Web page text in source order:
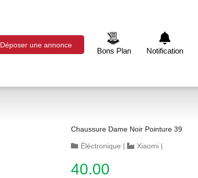
Déposer une annonce
Bons Plan Notification
Chaussure Dame Noir Pointure 39
Éléctronique | Xiaomi |
40.00